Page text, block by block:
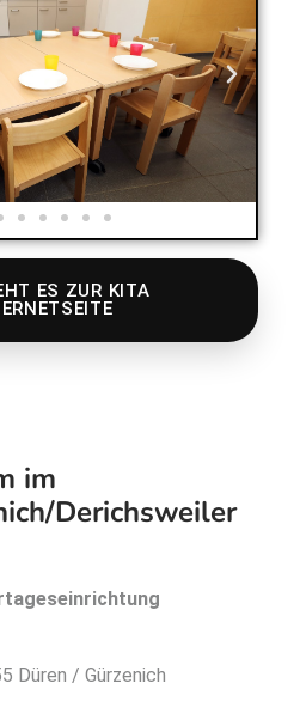
ES ZUR KITA
im
Derichsweiler
Düren / Gürzenich